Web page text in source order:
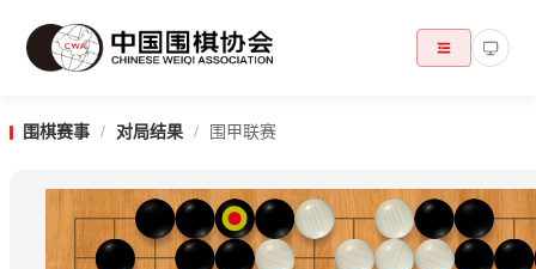
围棋赛事 / 对局结果 / 围甲联赛